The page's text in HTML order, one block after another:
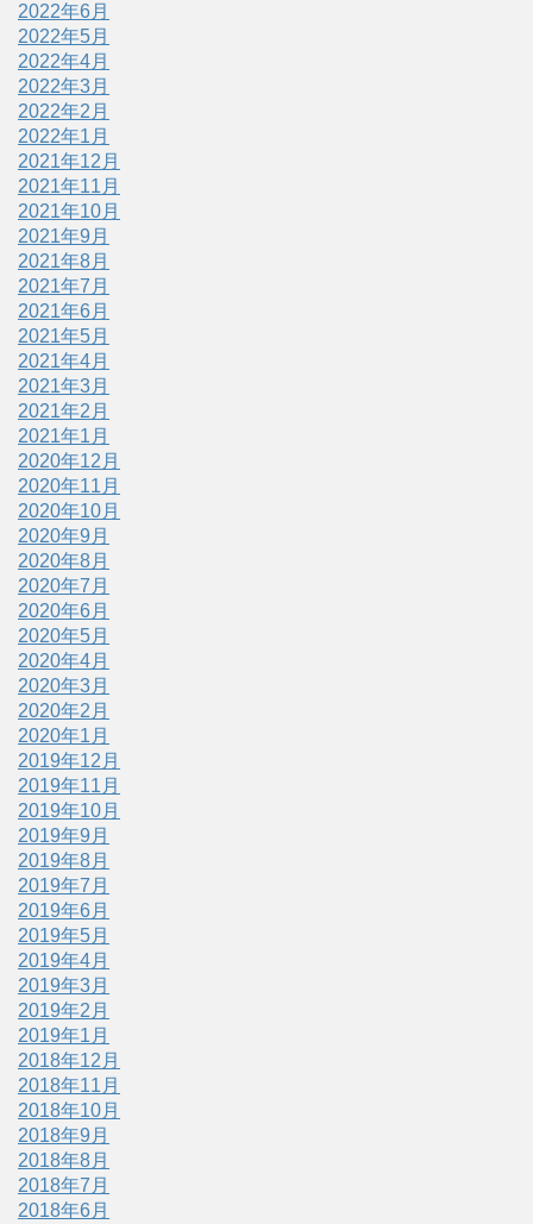
2022年6月
2022年5月
2022年4月
2022年3月
2022年2月
2022年1月
2021年12月
2021年11月
2021年10月
2021年9月
2021年8月
2021年7月
2021年6月
2021年5月
2021年4月
2021年3月
2021年2月
2021年1月
2020年12月
2020年11月
2020年10月
2020年9月
2020年8月
2020年7月
2020年6月
2020年5月
2020年4月
2020年3月
2020年2月
2020年1月
2019年12月
2019年11月
2019年10月
2019年9月
2019年8月
2019年7月
2019年6月
2019年5月
2019年4月
2019年3月
2019年2月
2019年1月
2018年12月
2018年11月
2018年10月
2018年9月
2018年8月
2018年7月
2018年6月